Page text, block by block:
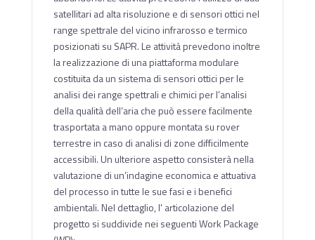
satellitari ad alta risoluzione e di sensori ottici nel
range spettrale del vicino infrarosso e termico
posizionati su SAPR. Le attività prevedono inoltre
la realizzazione di una piattaforma modulare
costituita da un sistema di sensori ottici per le
analisi dei range spettrali e chimici per l’analisi
della qualità dell’aria che può essere facilmente
trasportata a mano oppure montata su rover
terrestre in caso di analisi di zone difficilmente
accessibili. Un ulteriore aspetto consisterà nella
valutazione di un’indagine economica e attuativa
del processo in tutte le sue fasi e i benefici
ambientali. Nel dettaglio, l' articolazione del
progetto si suddivide nei seguenti Work Package